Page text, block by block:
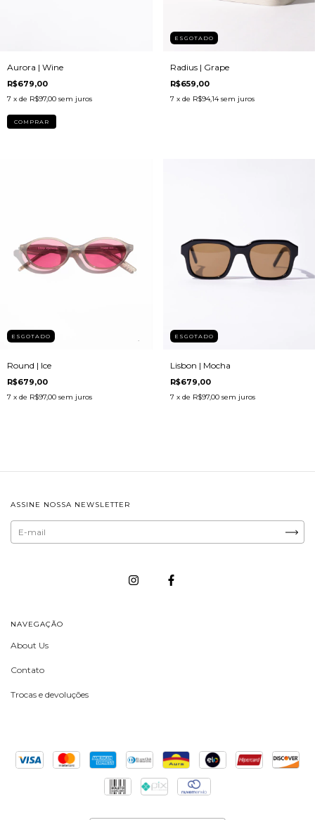
Aurora | Wine
R$679,00
7 x de R$97,00 sem juros
ESGOTADO
Radius | Grape
R$659,00
7 x de R$94,14 sem juros
ESGOTADO
Round | Ice
R$679,00
7 x de R$97,00 sem juros
ESGOTADO
Lisbon | Mocha
R$679,00
7 x de R$97,00 sem juros
ASSINE NOSSA NEWSLETTER
NAVEGAÇÃO
About Us
Contato
Trocas e devoluções